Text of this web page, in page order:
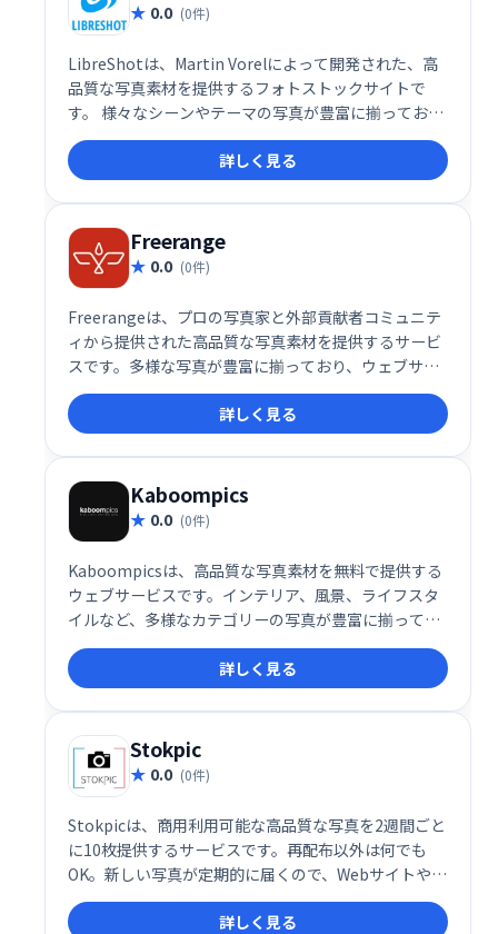
0.0 (0件)
LibreShotは、Martin Vorelによって開発された、高
品質な写真素材を提供するフォトストックサイトで
す。 様々なシーンやテーマの写真が豊富に揃ってお
り、個人利用から商用利用まで幅広く活用できます。
クリエイティブな制作をサポートする、頼れる写真素
材の宝庫です。
詳しく見る
Freerange
0.0 (0件)
Freerangeは、プロの写真家と外部貢献者コミュニテ
ィから提供された高品質な写真素材を提供するサービ
スです。多様な写真が豊富に揃っており、ウェブサイ
トや各種媒体で自由に使用できます。
詳しく見る
Kaboompics
0.0 (0件)
Kaboompicsは、高品質な写真素材を無料で提供する
ウェブサービスです。インテリア、風景、ライフスタ
イルなど、多様なカテゴリーの写真が豊富に揃ってお
り、商用利用も可能です。Webデザイナー、ブロガ
ー、SNS運営者など、幅広いユーザーにご利用いただ
けます。手軽に美しい写真を入手したい方におすすめ
です。
詳しく見る
Stokpic
0.0 (0件)
Stokpicは、商用利用可能な高品質な写真を2週間ごと
に10枚提供するサービスです。再配布以外は何でも
OK。新しい写真が定期的に届くので、Webサイトやデ
ザインなどに手軽に活用できます。
詳しく見る